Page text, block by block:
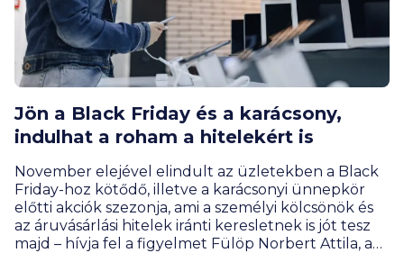
Jön a Black Friday és a karácsony,
indulhat a roham a hitelekért is
November elejével elindult az üzletekben a Black
Friday-hoz kötődő, illetve a karácsonyi ünnepkör
előtti akciók szezonja, ami a személyi kölcsönök és
az áruvásárlási hitelek iránti keresletnek is jót tesz
majd – hívja fel a figyelmet Fülöp Norbert Attila, a